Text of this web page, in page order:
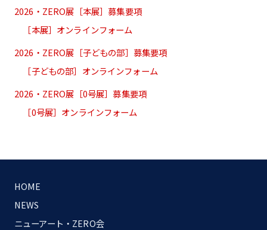
2026・ZERO展［本展］募集要項
［本展］オンラインフォーム
2026・ZERO展［子どもの部］募集要項
［子どもの部］オンラインフォーム
2026・ZERO展［0号展］募集要項
［0号展］オンラインフォーム
HOME
NEWS
ニューアート・ZERO会